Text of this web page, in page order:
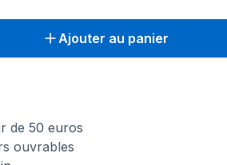
Ajouter au panier
de 50 euros
ouvrables